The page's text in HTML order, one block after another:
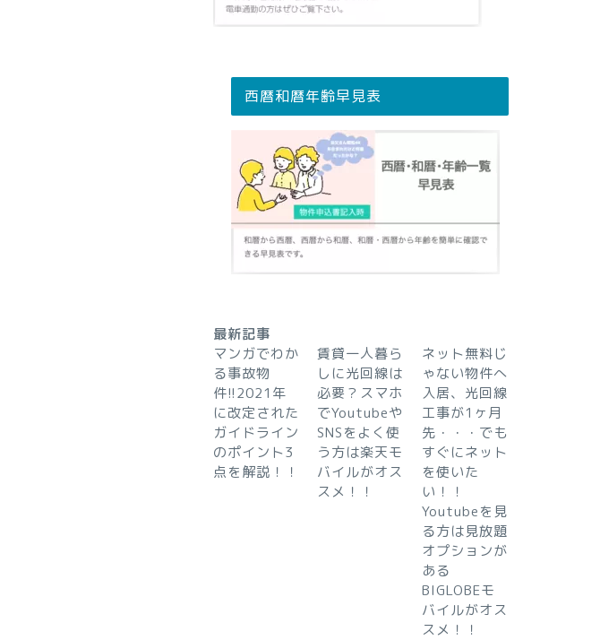
西暦和暦年齢早見表
最新記事
マンガでわか
る事故物
件!!2021年
に改定された
ガイドライン
のポイント3
点を解説！！
賃貸一人暮ら
しに光回線は
必要？スマホ
でYoutubeや
SNSをよく使
う方は楽天モ
バイルがオス
スメ！！
ネット無料じ
ゃない物件へ
入居、光回線
工事が1ヶ月
先・・・でも
すぐにネット
を使いた
い！！
Youtubeを見
る方は見放題
オプションが
ある
BIGLOBEモ
バイルがオス
スメ！！